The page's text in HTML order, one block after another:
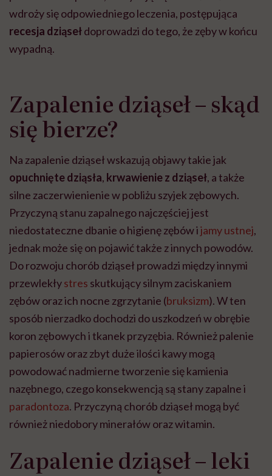
wdroży się odpowiedniego leczenia, postępująca
recesja dziąsełdoprowadzi do tego, że zęby w końcu
wypadną.
Zapalenie dziąseł – skąd
się bierze?
Na zapalenie dziąseł wskazują objawy takie jak
opuchnięte dziąsła, krwawienie z dziąseł, a także
silne zaczerwienienie w pobliżu szyjek zębowych.
Przyczyną stanu zapalnego najczęściej jest
niedostateczne dbanie o higienę zębów ijamy ustnej,
jednak może się on pojawić także z innych powodów.
Do rozwoju chorób dziąseł prowadzi między innymi
przewlekłystres skutkujący silnym zaciskaniem
zębów oraz ich nocne zgrzytanie (bruksizm). W ten
sposób nierzadko dochodzi do uszkodzeń w obrębie
koron zębowych i tkanek przyzębia. Również palenie
papierosów oraz zbyt duże ilości kawy mogą
powodować nadmierne tworzenie się kamienia
nazębnego, czego konsekwencją są stany zapalne i
paradontoza. Przyczyną chorób dziąseł mogą być
również niedobory minerałów oraz witamin.
Zapalenie dziąseł – leki